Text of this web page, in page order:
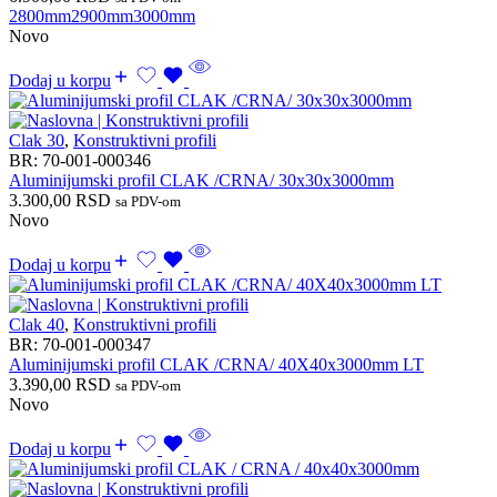
2800mm2900mm3000mm
Novo
Dodaj u korpu
Clak 30, Konstruktivni profili
BR: 70-001-000346
Aluminijumski profil CLAK /CRNA/ 30x30x3000mm
3.300,00 RSD sa PDV-om
Novo
Dodaj u korpu
Clak 40, Konstruktivni profili
BR: 70-001-000347
Aluminijumski profil CLAK /CRNA/ 40X40x3000mm LT
3.390,00 RSD sa PDV-om
Novo
Dodaj u korpu